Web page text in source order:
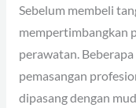
Sebelum membeli
mempertimbangkan
perawatan.
pemasangan
dipasang dengan